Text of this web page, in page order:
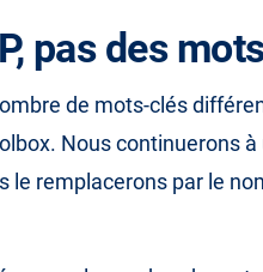
pas des
de mots-clés
Nous continuerons
le remplacerons par le